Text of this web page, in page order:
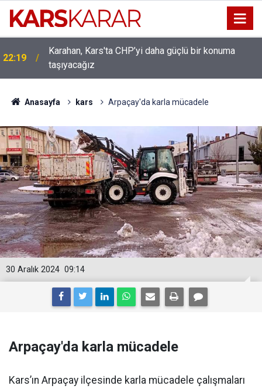
16:15
Uludaşdemir, YENİ Parti’nin kurucu il başkanlığı
görevine getirildi
Anasayfa kars Arpaçay'da karla mücadele
09:14
30 Aralık 2024
Arpaçay'da karla mücadele
Kars’ın Arpaçay ilçesinde karla mücadele çalışmaları